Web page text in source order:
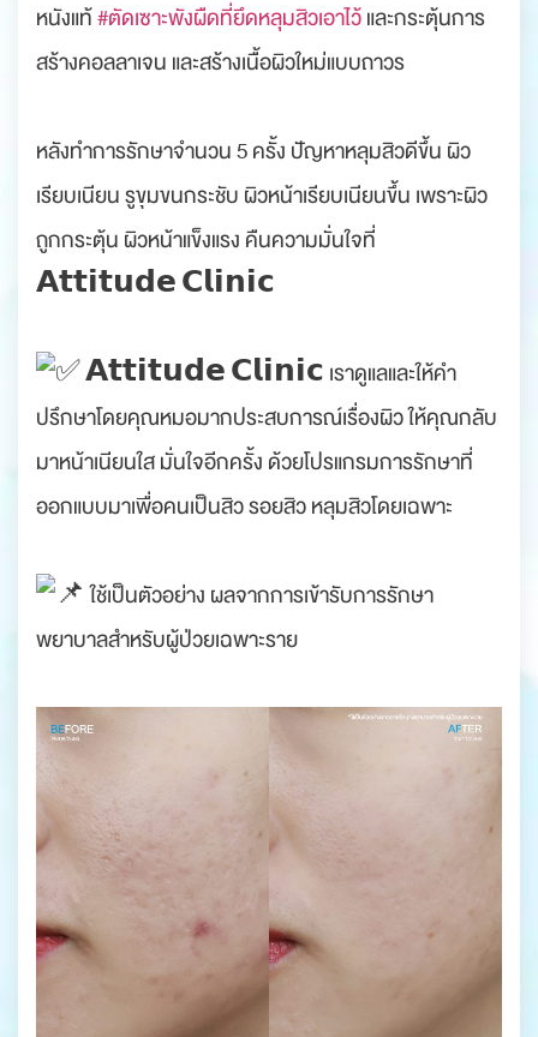
หนังแท้#ตัดเซาะพังผืดที่ยึดหลุมสิวเอาไว้และกระตุ้นการ
สร้างคอลลาเจน และสร้างเนื้อผิวใหม่แบบถาวร
หลังทำการรักษาจำนวน 5 ครั้ง ปัญหาหลุมสิวดีขึ้น ผิว
เรียบเนียน รูขุมขนกระชับ ผิวหน้าเรียบเนียนขึ้น เพราะผิว
ถูกกระตุ้น ผิวหน้าแข็งแรง คืนความมั่นใจที่
𝗔𝘁𝘁𝗶𝘁𝘂𝗱𝗲 𝗖𝗹𝗶𝗻𝗶𝗰
𝗔𝘁𝘁𝗶𝘁𝘂𝗱𝗲 𝗖𝗹𝗶𝗻𝗶𝗰 เราดูแลและให้คำ
ปรึกษาโดยคุณหมอมากประสบการณ์เรื่องผิว ให้คุณกลับ
มาหน้าเนียนใส มั่นใจอีกครั้ง ด้วยโปรแกรมการรักษาที่
ออกแบบมาเพื่อคนเป็นสิว รอยสิว หลุมสิวโดยเฉพาะ
ใช้เป็นตัวอย่าง ผลจากการเข้ารับการรักษา
พยาบาลสำหรับผู้ป่วยเฉพาะราย